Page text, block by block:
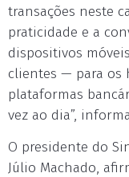
transações neste
praticidade e a
dispositivos
clientes — para os
plataformas
vez ao dia”,
O presidente do
Júlio Machado,